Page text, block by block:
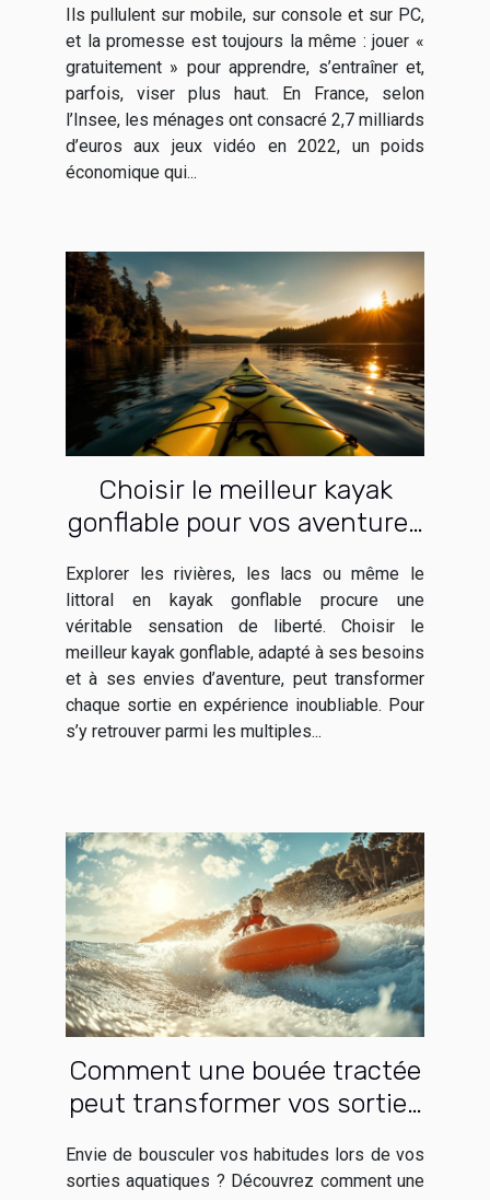
Ils pullulent sur mobile, sur console et sur PC,
et la promesse est toujours la même : jouer «
gratuitement » pour apprendre, s’entraîner et,
parfois, viser plus haut. En France, selon
l’Insee, les ménages ont consacré 2,7 milliards
d’euros aux jeux vidéo en 2022, un poids
économique qui...
Choisir le meilleur kayak
gonflable pour vos aventures
Explorer les rivières, les lacs ou même le
littoral en kayak gonflable procure une
véritable sensation de liberté. Choisir le
meilleur kayak gonflable, adapté à ses besoins
et à ses envies d’aventure, peut transformer
chaque sortie en expérience inoubliable. Pour
s’y retrouver parmi les multiples...
Comment une bouée tractée
peut transformer vos sorties
Envie de bousculer vos habitudes lors de vos
sorties aquatiques ? Découvrez comment une